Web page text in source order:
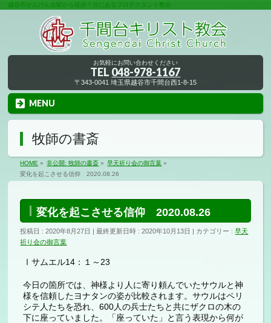
越谷市せんげん台駅から徒歩７分にあるプロテスタント教会
お気軽にお問い合わせください
TEL 048-978-1167
〒343-0041 埼玉県越谷市千間台西1-8-15
MENU
牧師の書斎
HOME » 非公開: 牧師の書斎 » 早天祈り会の御言葉 »
変化を起こさせる信仰 2020.08.26
変化を起こさせる信仰 2020.08.26
投稿日 : 2020年8月27日 最終更新日時 : 2020年10月13日 カテゴリー :早天
祈り会の御言葉
Ⅰサムエル14：１～23
今日の箇所では、神様より人に寄り頼んでいたサウルと神
様を信頼したヨナタンの姿が比較されます。サウルはペリ
シテ人たちを恐れ、600人の兵士たちと共にザクロの木の
下に座っていました。「座っていた」と言う表現から何が